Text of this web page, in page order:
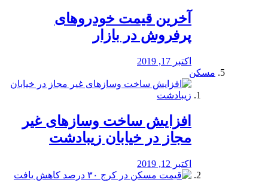
آخرین قیمت خودرو‌های
پرفروش در بازار
اکتبر 17, 2019
مسکن
افزایش ساخت وسازهای غیر
مجاز در خیابان زیبادشت
اکتبر 12, 2019